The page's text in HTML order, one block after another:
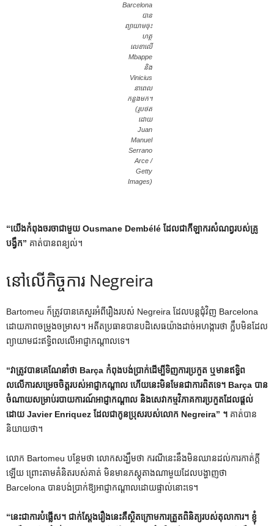
Barcelona
បាន
ព្យាយាមចុះ
ហត្ថ
លេខាលើ
Mbappe
និង
Vinicius
នាពេល
កន្លងមក។
(រូបថត
ដោយ
Juan
Manuel
Serrano
Arce /
Getty
Images)
“យើងកំពុងចរចាជាមួយ Ousmane Dembélé ដែលជាកីឡាករសំណព្វរបស់គ្រូ
បង្វឹក” គាត់បានពន្យល់។
នៅលើកិច្ចការ Negreira
Bartomeu ក៏​ត្រូវ​បាន​គេ​សួរ​អំពី​រឿង​របស់ Negreira ដែល​បន្ត​ជុំវិញ Barcelona
ដោយ​ភាព​ចម្រូងចម្រាស។ អតីត​ប្រធាន​បាន​បដិសេធ​យ៉ាង​ដាច់​អហង្ការ​ថា ក្លឹប​មិន​ដែល​
ព្យាយាម​ជះ​ឥទ្ធិពល​លើ​អាជ្ញាកណ្តាល​ទេ។
“វាត្រូវបានគេណែនាំថា Barça កំពុងបង់ប្រាក់ដើម្បីទិញការប្រកួត ឬមានឥទ្ធិព
លលើការសម្រេចចិត្តរបស់អាជ្ញាកណ្តាល ហើយនេះមិនមែនជាការពិតទេ។ Barça បាន
ចំណាយសម្រាប់របាយការណ៍អាជ្ញាកណ្តាល និងសេវាកម្មវិភាគការប្រកួតដែលផ្តល់
ដោយ Javier Enriquez ដែលជាកូនប្រុសរបស់លោក Negreira” ។ គាត់បាន
និយាយថា។
លោក Bartomeu បន្ថែមថា លោកសង្ឃឹមថា ករណីនេះនឹងមិនឈានដល់ការកាត់ក្តី
ឡើយ ព្រោះតាមគំនិតរបស់គាត់ មិនមានភស្តុតាងណាមួយដែលបង្ហាញថា
Barcelona បានបង់ប្រាក់ឱ្យអាជ្ញាកណ្តាលដោយផ្ទាល់នោះទេ។
“នេះជាការបំផ្លើស។ ជាក់ស្តែងរឿងនេះគឺស្ថិតក្រោមការត្រួតពិនិត្យរបស់តុលាការ។ ខ្ញុំ